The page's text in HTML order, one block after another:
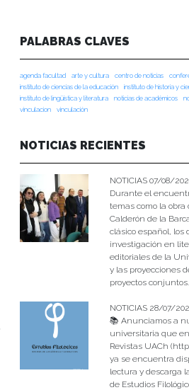
PALABRAS CLAVES
agenda facultad arte y cultura centro de noticias
instituto de ciencias de la educación
instituto de historia y
instituto de lingüística y literatura
noticias de académicos
vinculacion
vinculación
NOTICIAS RECIENTES
NOTICIAS 07/08/
Durante el
temas como la obra
Calderón de la
clásico español, los
investigación en
editoriales de la
y las proyecciones
proyectos conjuntos.
NOTICIAS 28/07/
📚 Anunciamos a
universitaria que
Revistas UACh
ya se encuentra
lectura y descarga
de Estudios